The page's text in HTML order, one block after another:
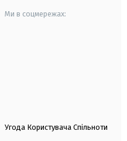
Ми в соцмережах:
Угода Користувача Спільноти